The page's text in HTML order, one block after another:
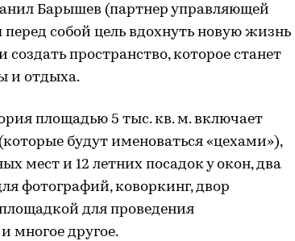
Барышев (партнер управляющей
собой цель вдохнуть новую жизнь
создать пространство, которое станет
и отдыха.
площадью 5 тыс. кв. м. включает
будут именоваться «цехами»),
мест и 12 летних посадок у окон, два
фотографий, коворкинг, двор
для проведения
многое другое.